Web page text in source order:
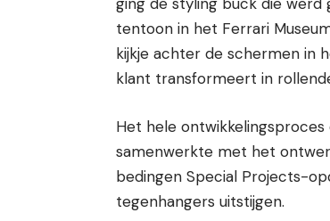
tentoon in het Ferrari
kijkje achter de schermen in
klant transformeert in
Het hele
samenwerkte met het
bedingen Special Projects-
tegenhangers uitstijgen.